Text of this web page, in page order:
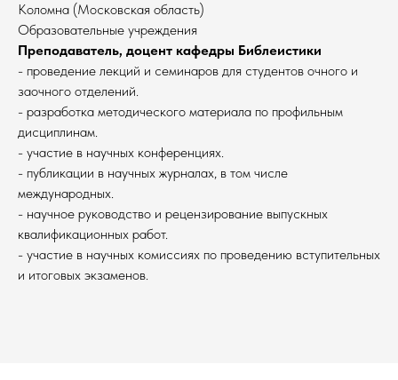
Коломна (Московская область)
Образовательные учреждения
Преподаватель, доцент кафедры Библеистики
- проведение лекций и семинаров для студентов очного и
заочного отделений.
- разработка методического материала по профильным
дисциплинам.
- участие в научных конференциях.
- публикации в научных журналах, в том числе
международных.
- научное руководство и рецензирование выпускных
квалификационных работ.
- участие в научных комиссиях по проведению вступительных
и итоговых экзаменов.